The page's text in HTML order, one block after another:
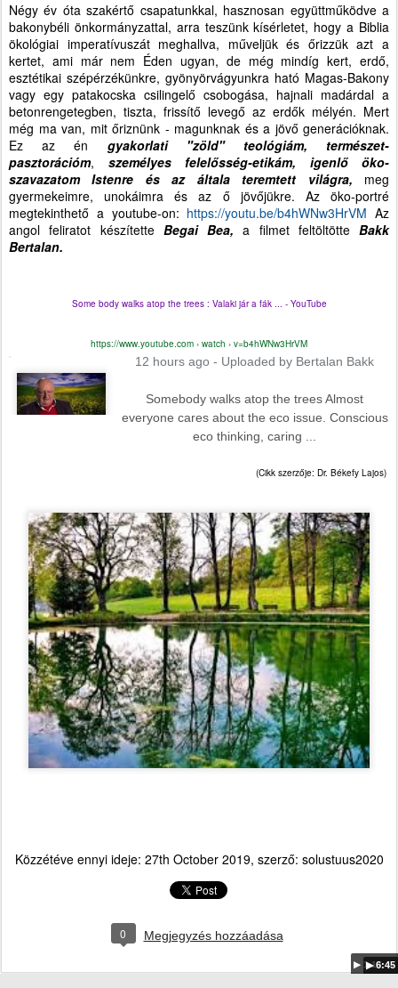
▶ 1:15:47
Négy év óta szakértő csapatunkkal, hasznosan együttműködve a
bakonybéli önkormányzattal, arra teszünk kísérletet, hogy a Biblia
ökológiai imperatívuszát meghallva, műveljük és őrizzük azt a
kertet, ami már nem Éden ugyan, de még mindíg kert, erdő,
esztétikai szépérzékünkre, gyönyörvágyunkra ható Magas-Bakony
vagy egy patakocska csilingelő csobogása, hajnali madárdal a
betonrengetegben, tiszta, frissítő levegő az erdők mélyén. Mert
még ma van, mit őriznünk - magunknak és a jövő generációknak.
Ez az én gyakorlati "zöld" teológiám,
természet-
pasztorációm, személyes felelősség-etikám, igenlő öko-
szavazatom Istenre és az általa teremtett világra, meg
gyermekeimre, unokáimra és az ő jövőjükre. Az öko-portré
megtekinthető a youtube-on: https://youtu.be/b4hWNw3HrVM Az
angol feliratot készítette Begai Bea, a filmet feltöltötte Bakk
Bertalan.
Some body walks atop the trees : Valaki jár a fák ... - YouTube
https://www.youtube.com › watch › v=b4hWNw3HrVM
▶ 6:45
12 hours ago - Uploaded by Bertalan Bakk
Somebody walks atop the trees Almost
everyone cares about the eco issue. Conscious
eco thinking, caring ...
(Cikk szerzője: Dr. Békefy Lajos)
Közzétéve ennyi ideje: 27th October 2019, szerző: solustuus2020
0 Megjegyzés hozzáadása